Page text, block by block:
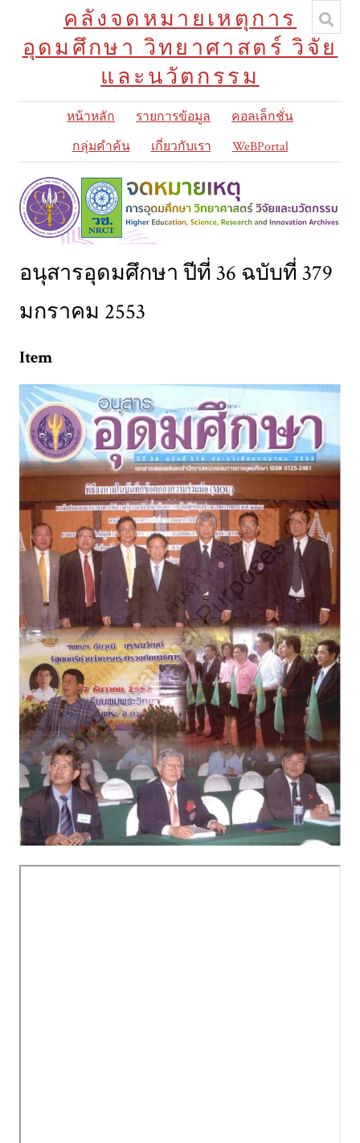
คลังจดหมายเหตุการ
อุดมศึกษา วิทยาศาสตร์ วิจัย
และนวัตกรรม
หน้าหลัก รายการข้อมูล
คอลเล็กชั่น
กลุ่มคำค้น
เกี่ยวกับเรา WeBPortal
อนุสารอุดมศึกษา ปีที่ 36 ฉบับที่ 379
มกราคม 2553
Item